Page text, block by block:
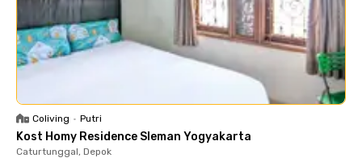
Coliving • Putri
Kost Homy Residence Sleman Yogyakarta
Caturtunggal, Depok